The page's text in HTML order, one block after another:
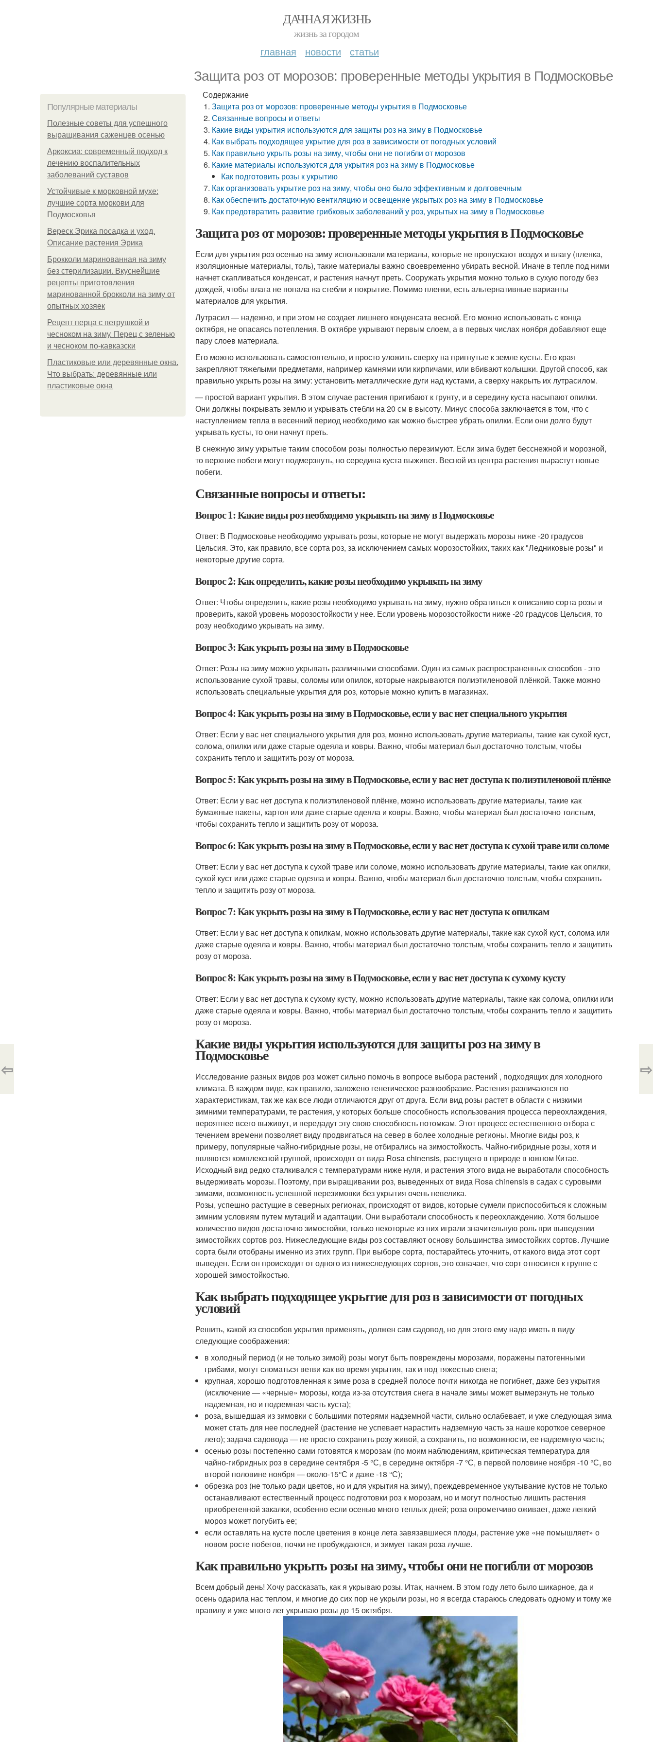
ДАЧНАЯ ЖИЗНЬ
жизнь за городом
главная новости статьи
Защита роз от морозов: проверенные методы укрытия в Подмосковье
Популярные материалы
Полезные советы для успешного
выращивания саженцев осенью
Аркоксиа: современный подход к
лечению воспалительных
заболеваний суставов
Устойчивые к морковной мухе:
лучшие сорта моркови для
Подмосковья
Вереск Эрика посадка и уход.
Описание растения Эрика
Брокколи маринованная на зиму
без стерилизации. Вкуснейшие
рецепты приготовления
маринованной брокколи на зиму от
опытных хозяек
Рецепт перца с петрушкой и
чесноком на зиму. Перец с зеленью
и чесноком по-кавказски
Пластиковые или деревянные окна.
Что выбрать: деревянные или
пластиковые окна
Содержание
Защита роз от морозов: проверенные методы укрытия в Подмосковье
Связанные вопросы и ответы
Какие виды укрытия используются для защиты роз на зиму в Подмосковье
Как выбрать подходящее укрытие для роз в зависимости от погодных условий
Как правильно укрыть розы на зиму, чтобы они не погибли от морозов
Какие материалы используются для укрытия роз на зиму в Подмосковье
Как подготовить розы к укрытию
Как организовать укрытие роз на зиму, чтобы оно было эффективным и долговечным
Как обеспечить достаточную вентиляцию и освещение укрытых роз на зиму в Подмосковье
Как предотвратить развитие грибковых заболеваний у роз, укрытых на зиму в Подмосковье
Защита роз от морозов: проверенные методы укрытия в Подмосковье
Если для укрытия роз осенью на зиму использовали материалы, которые не пропускают воздух и влагу (пленка,
изоляционные материалы, толь), такие материалы важно своевременно убирать весной. Иначе в тепле под ними
начнет скапливаться конденсат, и растения начнут преть. Сооружать укрытия можно только в сухую погоду без
дождей, чтобы влага не попала на стебли и покрытие. Помимо пленки, есть альтернативные варианты
материалов для укрытия.
Лутрасил — надежно, и при этом не создает лишнего конденсата весной. Его можно использовать с конца
октября, не опасаясь потепления. В октябре укрывают первым слоем, а в первых числах ноября добавляют еще
пару слоев материала.
Его можно использовать самостоятельно, и просто уложить сверху на пригнутые к земле кусты. Его края
закрепляют тяжелыми предметами, например камнями или кирпичами, или вбивают колышки. Другой способ, как
правильно укрыть розы на зиму: установить металлические дуги над кустами, а сверху накрыть их лутрасилом.
— простой вариант укрытия. В этом случае растения пригибают к грунту, и в середину куста насыпают опилки.
Они должны покрывать землю и укрывать стебли на 20 см в высоту. Минус способа заключается в том, что с
наступлением тепла в весенний период необходимо как можно быстрее убрать опилки. Если они долго будут
укрывать кусты, то они начнут преть.
В снежную зиму укрытые таким способом розы полностью перезимуют. Если зима будет бесснежной и морозной,
то верхние побеги могут подмерзнуть, но середина куста выживет. Весной из центра растения вырастут новые
побеги.
Связанные вопросы и ответы:
Вопрос 1: Какие виды роз необходимо укрывать на зиму в Подмосковье
Ответ: В Подмосковье необходимо укрывать розы, которые не могут выдержать морозы ниже -20 градусов
Цельсия. Это, как правило, все сорта роз, за исключением самых морозостойких, таких как "Ледниковые розы" и
некоторые другие сорта.
Вопрос 2: Как определить, какие розы необходимо укрывать на зиму
Ответ: Чтобы определить, какие розы необходимо укрывать на зиму, нужно обратиться к описанию сорта розы и
проверить, какой уровень морозостойкости у нее. Если уровень морозостойкости ниже -20 градусов Цельсия, то
розу необходимо укрывать на зиму.
Вопрос 3: Как укрыть розы на зиму в Подмосковье
Ответ: Розы на зиму можно укрывать различными способами. Один из самых распространенных способов - это
использование сухой травы, соломы или опилок, которые накрываются полиэтиленовой плёнкой. Также можно
использовать специальные укрытия для роз, которые можно купить в магазинах.
Вопрос 4: Как укрыть розы на зиму в Подмосковье, если у вас нет специального укрытия
Ответ: Если у вас нет специального укрытия для роз, можно использовать другие материалы, такие как сухой куст,
солома, опилки или даже старые одеяла и ковры. Важно, чтобы материал был достаточно толстым, чтобы
сохранить тепло и защитить розу от мороза.
Вопрос 5: Как укрыть розы на зиму в Подмосковье, если у вас нет доступа к полиэтиленовой плёнке
Ответ: Если у вас нет доступа к полиэтиленовой плёнке, можно использовать другие материалы, такие как
бумажные пакеты, картон или даже старые одеяла и ковры. Важно, чтобы материал был достаточно толстым,
чтобы сохранить тепло и защитить розу от мороза.
Вопрос 6: Как укрыть розы на зиму в Подмосковье, если у вас нет доступа к сухой траве или соломе
Ответ: Если у вас нет доступа к сухой траве или соломе, можно использовать другие материалы, такие как опилки,
сухой куст или даже старые одеяла и ковры. Важно, чтобы материал был достаточно толстым, чтобы сохранить
тепло и защитить розу от мороза.
Вопрос 7: Как укрыть розы на зиму в Подмосковье, если у вас нет доступа к опилкам
Ответ: Если у вас нет доступа к опилкам, можно использовать другие материалы, такие как сухой куст, солома или
даже старые одеяла и ковры. Важно, чтобы материал был достаточно толстым, чтобы сохранить тепло и защитить
розу от мороза.
Вопрос 8: Как укрыть розы на зиму в Подмосковье, если у вас нет доступа к сухому кусту
Ответ: Если у вас нет доступа к сухому кусту, можно использовать другие материалы, такие как солома, опилки или
даже старые одеяла и ковры. Важно, чтобы материал был достаточно толстым, чтобы сохранить тепло и защитить
розу от мороза.
Какие виды укрытия используются для защиты роз на зиму в
Подмосковье
Исследование разных видов роз может сильно помочь в вопросе выбора растений , подходящих для холодного
климата. В каждом виде, как правило, заложено генетическое разнообразие. Растения различаются по
характеристикам, так же как все люди отличаются друг от друга. Если вид розы растет в области с низкими
зимними температурами, те растения, у которых больше способность использования процесса переохлаждения,
вероятнее всего выживут, и передадут эту свою способность потомкам. Этот процесс естественного отбора с
течением времени позволяет виду продвигаться на север в более холодные регионы. Многие виды роз, к
примеру, популярные чайно-гибридные розы, не отбирались на зимостойкость. Чайно-гибридные розы, хотя и
являются комплексной группой, происходят от вида Rosa chinensis, растущего в природе в южном Китае.
Исходный вид редко сталкивался с температурами ниже нуля, и растения этого вида не выработали способность
выдерживать морозы. Поэтому, при выращивании роз, выведенных от вида Rosa сhinensis в садах с суровыми
зимами, возможность успешной перезимовки без укрытия очень невелика.
Розы, успешно растущие в северных регионах, происходят от видов, которые сумели приспособиться к сложным
зимним условиям путем мутаций и адаптации. Они выработали способность к переохлаждению. Хотя большое
количество видов достаточно зимостойки, только некоторые из них играли значительную роль при выведении
зимостойких сортов роз. Нижеследующие виды роз составляют основу большинства зимостойких сортов. Лучшие
сорта были отобраны именно из этих групп. При выборе сорта, постарайтесь уточнить, от какого вида этот сорт
выведен. Если он происходит от одного из нижеследующих сортов, это означает, что сорт относится к группе с
хорошей зимостойкостью.
Как выбрать подходящее укрытие для роз в зависимости от погодных
условий
Решить, какой из способов укрытия применять, должен сам садовод, но для этого ему надо иметь в виду
следующие соображения:
в холодный период (и не только зимой) розы могут быть повреждены морозами, поражены патогенными
грибами, могут сломаться ветви как во время укрытия, так и под тяжестью снега;
крупная, хорошо подготовленная к зиме роза в средней полосе почти никогда не погибнет, даже без укрытия
(исключение — «черные» морозы, когда из-за отсутствия снега в начале зимы может вымерзнуть не только
надземная, но и подземная часть куста);
роза, вышедшая из зимовки с большими потерями надземной части, сильно ослабевает, и уже следующая зима
может стать для нее последней (растение не успевает нарастить надземную часть за наше короткое северное
лето); задача садовода — не просто сохранить розу живой, а сохранить, по возможности, ее надземную часть;
осенью розы постепенно сами готовятся к морозам (по моим наблюдениям, критическая температура для
чайно-гибридных роз в середине сентября -5 °С, в середине октября -7 °С, в первой половине ноября -10 °С, во
второй половине ноября — около-15°С и даже -18 °С);
обрезка роз (не только ради цветов, но и для укрытия на зиму), преждевременное укутывание кустов не только
останавливают естественный процесс подготовки роз к морозам, но и могут полностью лишить растения
приобретенной закалки, особенно если осенью много теплых дней; роза опрометчиво оживает, даже легкий
мороз может погубить ее;
если оставлять на кусте после цветения в конце лета завязавшиеся плоды, растение уже «не помышляет» о
новом росте побегов, почки не пробуждаются, и зимует такая роза лучше.
Как правильно укрыть розы на зиму, чтобы они не погибли от морозов
Всем добрый день! Хочу рассказать, как я укрываю розы. Итак, начнем. В этом году лето было шикарное, да и
осень одарила нас теплом, и многие до сих пор не укрыли розы, но я всегда стараюсь следовать одному и тому же
правилу и уже много лет укрываю розы до 15 октября.
⇦ ⇨